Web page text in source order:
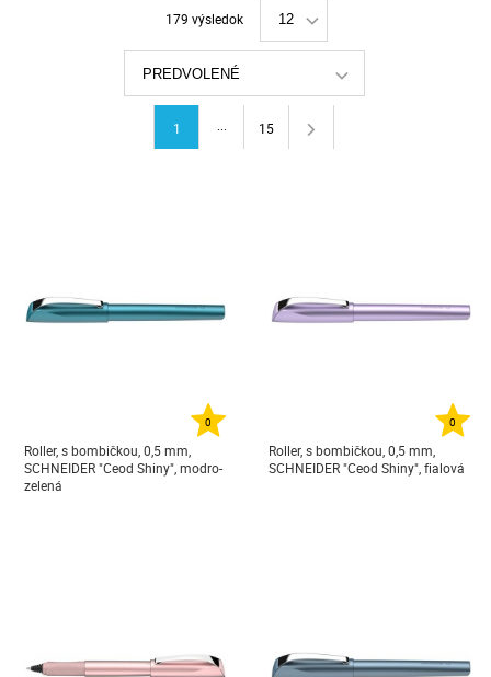
179 výsledok 12
PREDVOLENÉ
1 15
0
Roller, s bombičkou, 0,5 mm,
SCHNEIDER "Ceod Shiny", modro-
zelená
0
Roller, s bombičkou, 0,5 mm,
SCHNEIDER "Ceod Shiny", fialová